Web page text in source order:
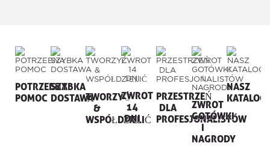
POTRZEBNA
POMOC
SZYBKA
DOSTAWATWORZYĆ
&
WSPÓŁDZIELIĆ
ZWROT
14
DNI
PRZESTRZEŃ
DLA
PROFESJONALISTÓW
ZWROT
GOTÓWKI
I
NAGRODY
NASZ
KATALOG